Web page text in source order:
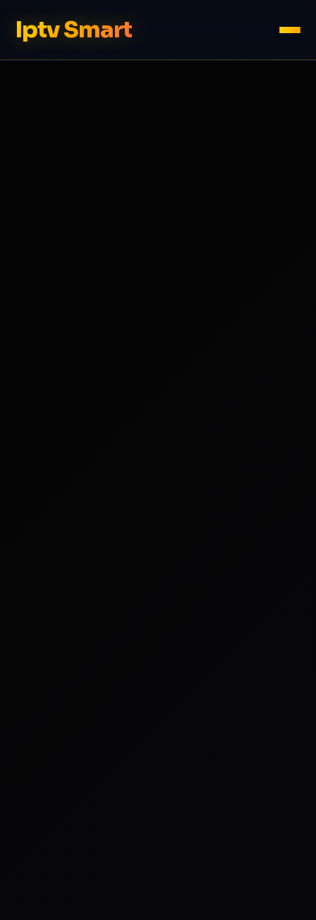
Iptv Smart